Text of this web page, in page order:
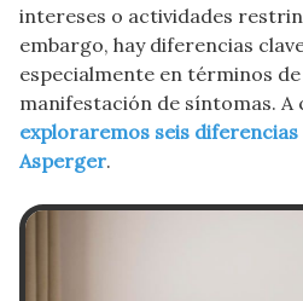
intereses o actividades
embargo, hay diferencias
especialmente en términos
manifestación de síntomas. A
exploraremos seis
Asperger.